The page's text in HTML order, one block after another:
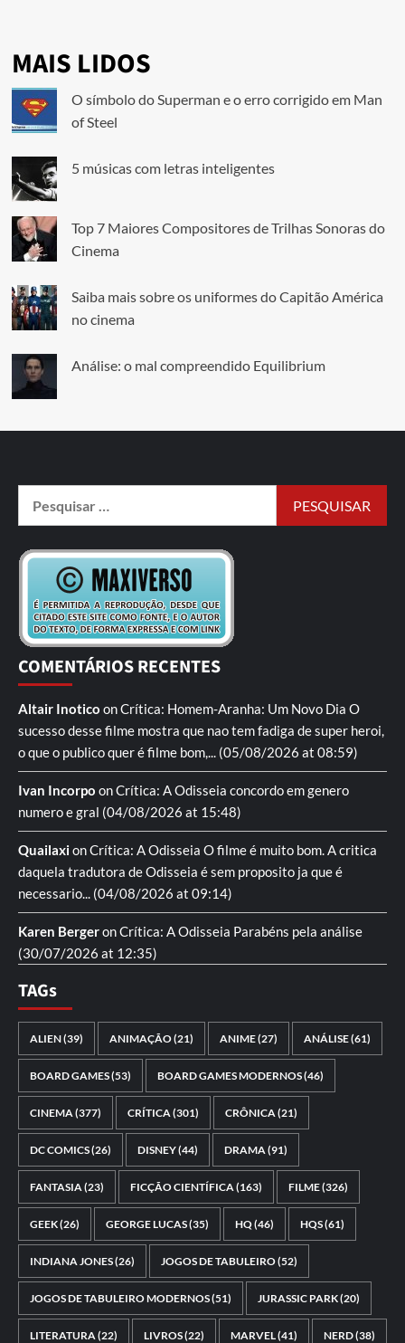
MAIS LIDOS
O símbolo do Superman e o erro corrigido em Man
of Steel
5 músicas com letras inteligentes
Top 7 Maiores Compositores de Trilhas Sonoras do
Cinema
Saiba mais sobre os uniformes do Capitão América
no cinema
Análise: o mal compreendido Equilibrium
COMENTÁRIOS RECENTES
Altair Inotico onCrítica: Homem-Aranha: Um Novo Dia O
sucesso desse filme mostra que nao tem fadiga de super heroi,
o que o publico quer é filme bom,... (05/08/2026 at 08:59)
Ivan Incorpo onCrítica: A Odisseia concordo em genero
numero e gral (04/08/2026 at 15:48)
QuailaxionCrítica: A Odisseia O filme é muito bom. A critica
daquela tradutora de Odisseia é sem proposito ja que é
necessario... (04/08/2026 at 09:14)
Karen BergeronCrítica: A Odisseia Parabéns pela análise
(30/07/2026 at 12:35)
TAGs
ALIEN(39) ANIMAÇÃO(21) ANIME(27) ANÁLISE(61)
BOARD GAMES(53) BOARD GAMES MODERNOS(46)
CINEMA(377) CRÍTICA(301) CRÔNICA(21)
DC COMICS(26) DISNEY(44) DRAMA(91)
FANTASIA(23) FICÇÃO CIENTÍFICA(163) FILME(326)
GEEK(26) GEORGE LUCAS(35) HQ(46) HQS(61)
INDIANA JONES(26) JOGOS DE TABULEIRO(52)
JOGOS DE TABULEIRO MODERNOS(51) JURASSIC PARK(20)
LITERATURA(22) LIVROS(22) MARVEL(41) NERD(38)